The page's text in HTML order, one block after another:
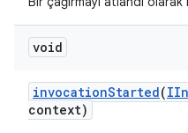
void
invocationStarted(
context)